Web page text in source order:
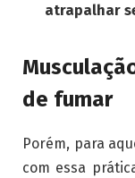
atrapalhar
de fumar
Porém, para
com essa